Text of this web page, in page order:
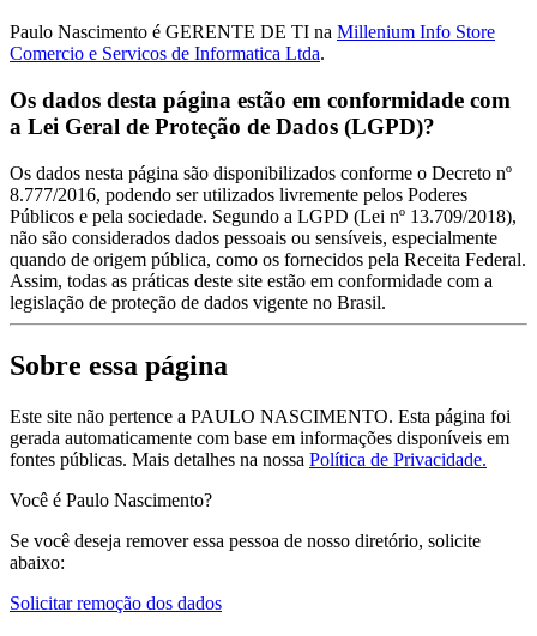
Paulo Nascimento é GERENTE DE TI na Millenium Info Store
Comercio e Servicos de Informatica Ltda.
Os dados desta página estão em conformidade com
a Lei Geral de Proteção de Dados (LGPD)?
Os dados nesta página são disponibilizados conforme o Decreto nº
8.777/2016, podendo ser utilizados livremente pelos Poderes
Públicos e pela sociedade. Segundo a LGPD (Lei nº 13.709/2018),
não são considerados dados pessoais ou sensíveis, especialmente
quando de origem pública, como os fornecidos pela Receita Federal.
Assim, todas as práticas deste site estão em conformidade com a
legislação de proteção de dados vigente no Brasil.
Sobre essa página
Este site não pertence a PAULO NASCIMENTO. Esta página foi
gerada automaticamente com base em informações disponíveis em
fontes públicas. Mais detalhes na nossa Política de Privacidade.
Você é Paulo Nascimento?
Se você deseja remover essa pessoa de nosso diretório, solicite
abaixo:
Solicitar remoção dos dados